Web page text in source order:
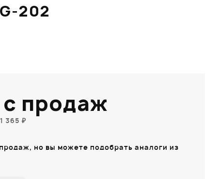
202
продаж
365 ₽
но вы можете подобрать аналоги из